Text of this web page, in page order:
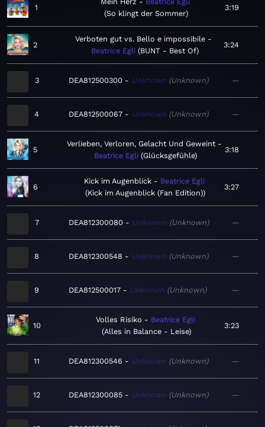
1
So klingt der Sommer
3:19
2
Verboten gut vs. Bello e impossibile
Beatrice Egli BUNT - Best Of
3:24
3 DEA812500300 Unknown Unknown —
4 DEA812500067 Unknown Unknown —
5
Verlieben, Verloren, Gelacht Und Geweint
Beatrice Egli Glücksgefühle
3:18
6
Kick im Augenblick
Beatrice Egli
Kick im Augenblick (Fan Edition)
3:27
7 DEA812300080 Unknown Unknown —
8 DEA812300548 Unknown Unknown —
9 DEA812500017 Unknown Unknown —
10
Volles Risiko
Beatrice Egli
Alles in Balance - Leise
3:23
11 DEA812300546 Unknown Unknown —
12 DEA812300085 Unknown Unknown —